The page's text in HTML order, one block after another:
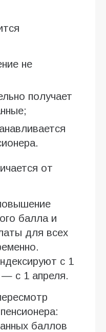
не
получает
от
балла и
для всех
с 1
— с 1 апреля.
баллов